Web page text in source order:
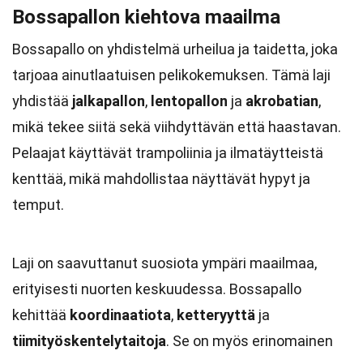
Bossapallon kiehtova maailma
Bossapallo on yhdistelmä urheilua ja taidetta, joka
tarjoaa ainutlaatuisen pelikokemuksen. Tämä laji
yhdistää jalkapallon, lentopallon ja akrobatian,
mikä tekee siitä sekä viihdyttävän että haastavan.
Pelaajat käyttävät trampoliinia ja ilmatäytteistä
kenttää, mikä mahdollistaa näyttävät hypyt ja
temput.
Laji on saavuttanut suosiota ympäri maailmaa,
erityisesti nuorten keskuudessa. Bossapallo
kehittää koordinaatiota, ketteryyttä ja
tiimityöskentelytaitoja. Se on myös erinomainen